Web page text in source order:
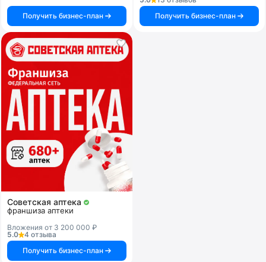
Получить бизнес-план
Получить бизнес-план
Советская аптека
франшиза аптеки
Вложения от 3 200 000 ₽
5.0
4 отзыва
Получить бизнес-план